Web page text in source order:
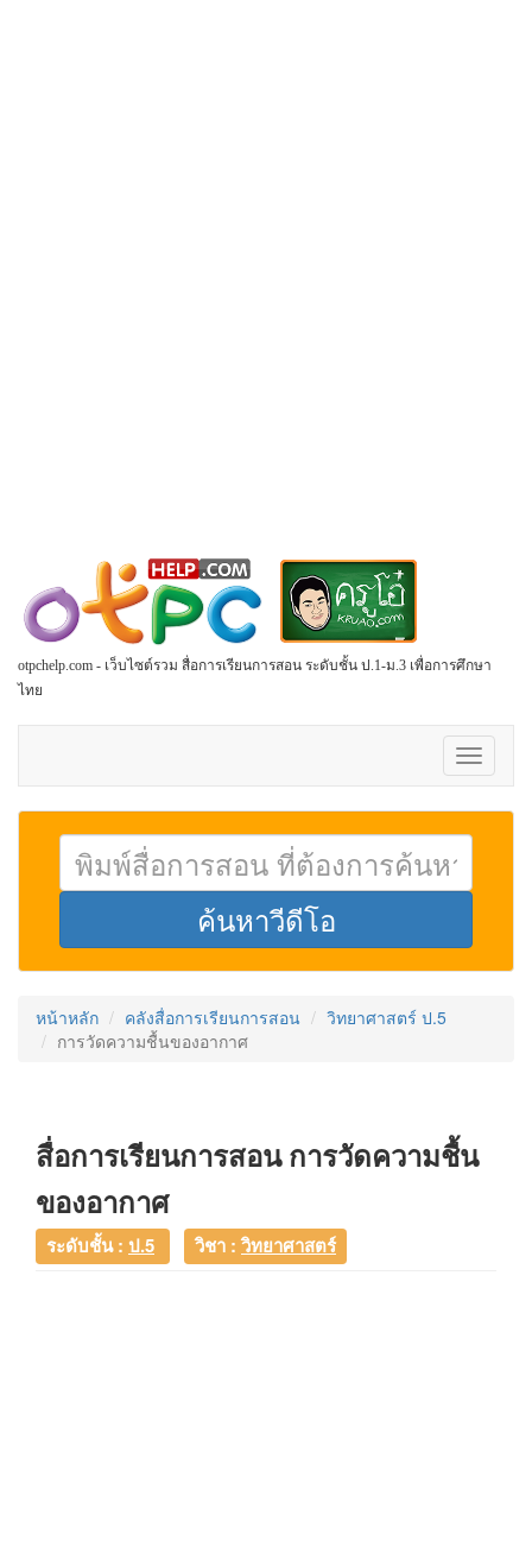
otpchelp.com - เว็บไซต์รวม สื่อการเรียนการสอน ระดับชั้น ป.1-ม.3 เพื่อการศึกษา
ไทย
Toggle
หน้าหลัก คลังสื่อการเรียนการสอน
วิทยาศาสตร์ ป.5
การวัดความชื้นของอากาศ
สื่อการเรียนการสอน การวัดความชื้น
ของอากาศ
ระดับชั้น : ป.5 วิชา :วิทยาศาสตร์